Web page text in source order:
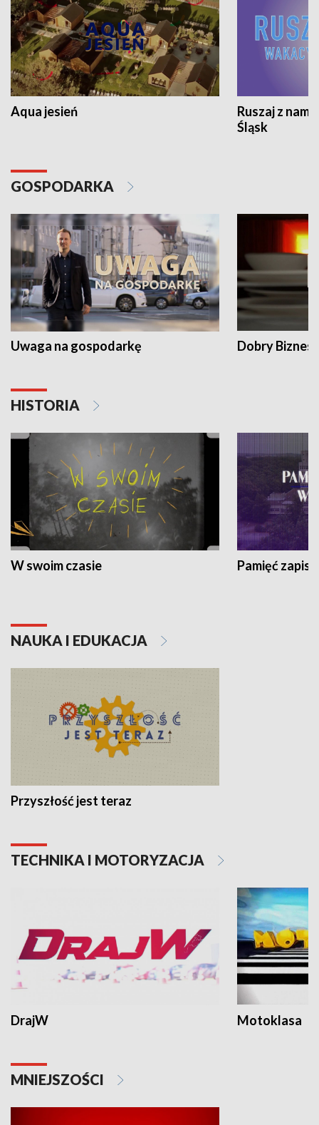
Aqua jesień
Ruszaj z
Śląsk
GOSPODARKA
Uwaga na gospodarkę Dobry Biznes
HISTORIA
W swoim czasie Pamięć
NAUKA I EDUKACJA
Przyszłość jest teraz
TECHNIKA I MOTORYZACJA
DrajW Motoklasa
MNIEJSZOŚCI